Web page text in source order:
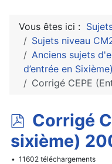
Vous êtes ici :
Sujets niveau
Anciens sujets
d’entrée en Sixième)
Corrigé CEPE
p
d
Corrigé
sixième)
11602 téléchargements